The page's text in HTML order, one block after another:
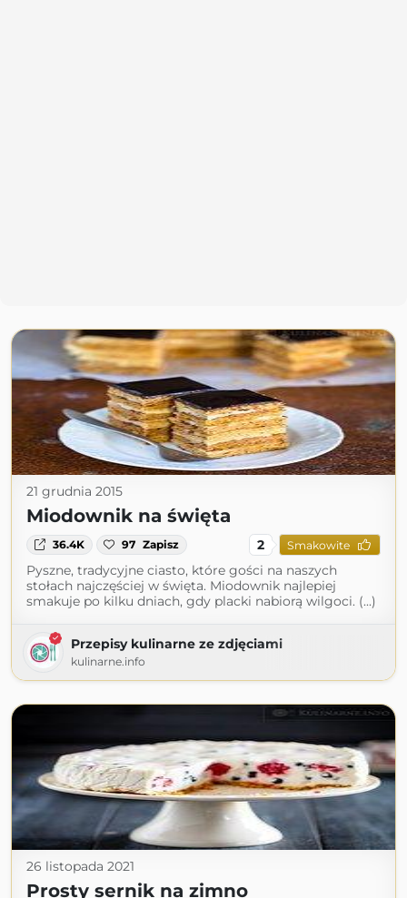
21 grudnia 2015
Miodownik na święta
36.4K 97 Zapisz 2 Smakowite
Pyszne, tradycyjne ciasto, które gości na naszych
stołach najczęściej w święta. Miodownik najlepiej
smakuje po kilku dniach, gdy placki nabiorą wilgoci. (...)
Przepisy kulinarne ze zdjęciami
kulinarne.info
26 listopada 2021
Prosty sernik na zimno